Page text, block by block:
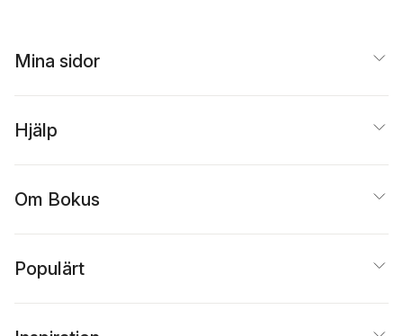
Mina sidor
Hjälp
Om Bokus
Populärt